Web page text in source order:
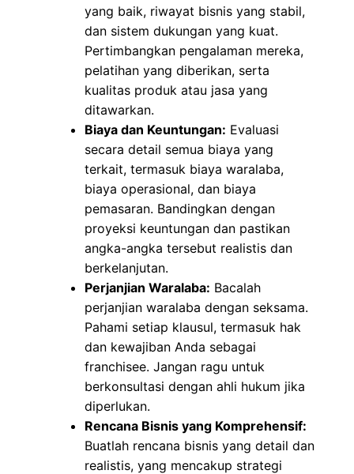
yang baik, riwayat bisnis yang stabil,
dan sistem dukungan yang kuat.
Pertimbangkan pengalaman mereka,
pelatihan yang diberikan, serta
kualitas produk atau jasa yang
ditawarkan.
Biaya dan Keuntungan: Evaluasi
secara detail semua biaya yang
terkait, termasuk biaya waralaba,
biaya operasional, dan biaya
pemasaran. Bandingkan dengan
proyeksi keuntungan dan pastikan
angka-angka tersebut realistis dan
berkelanjutan.
Perjanjian Waralaba: Bacalah
perjanjian waralaba dengan seksama.
Pahami setiap klausul, termasuk hak
dan kewajiban Anda sebagai
franchisee. Jangan ragu untuk
berkonsultasi dengan ahli hukum jika
diperlukan.
Rencana Bisnis yang Komprehensif:
Buatlah rencana bisnis yang detail dan
realistis, yang mencakup strategi